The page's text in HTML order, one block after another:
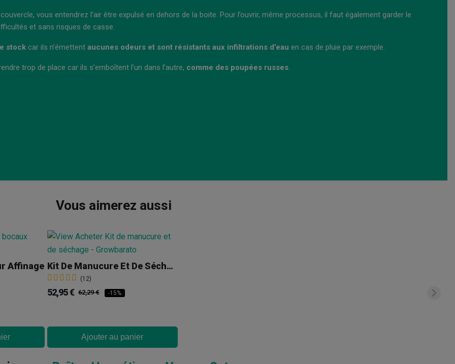
vous entendrez l’air être expulsé en dehors de la boite. Pour l’ouvrir, même processus, il faut également garder le
et sans risques de casse.
stock car ils n’émettent aucunes odeurs et sont résistants aux infiltrations d’eau en cas de pluie par exemple.
trop de place car ils s’emboîtent l’un dans l’autre, comme des poupées russes.
Vous aimerez aussi
Affinage Kit De Manucure Et De Séchage
(12)
52,95 € 62,29 € -15%
Ajouter au panier